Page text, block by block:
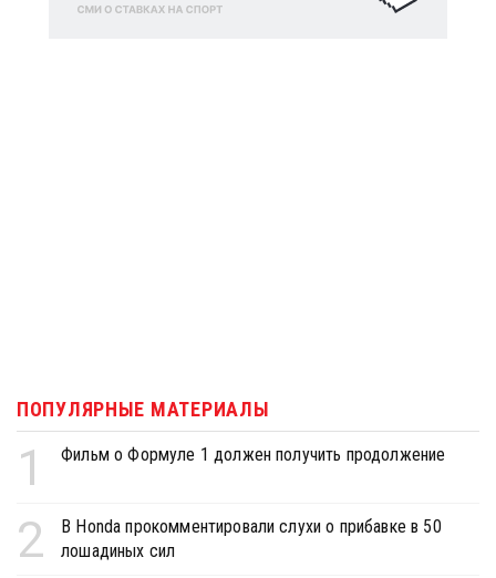
ПОПУЛЯРНЫЕ МАТЕРИАЛЫ
1 Фильм о Формуле 1 должен получить продолжение
2
В Honda прокомментировали слухи о прибавке в 50
лошадиных сил